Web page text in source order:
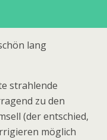
lang
strahlende
zu den
(der entschied,
möglich